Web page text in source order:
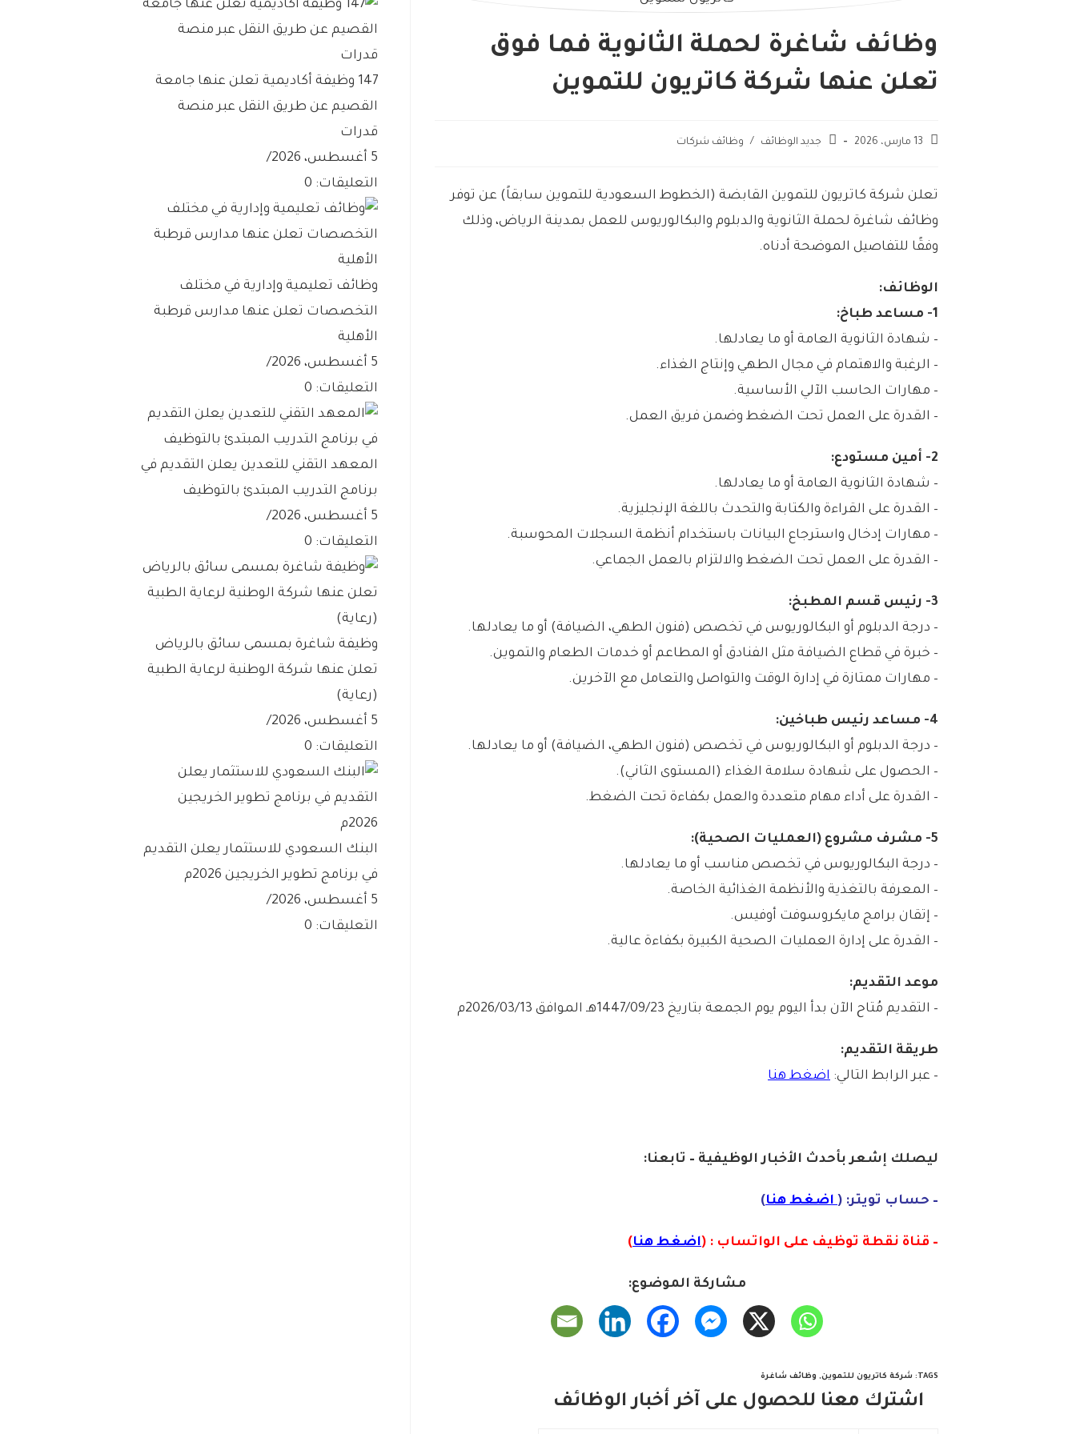
وظائف شاغرة لحملة الثانوية فما فوق
تعلن عنها شركة كاتريون للتموين
13 مارس، 2026 جديد الوظائف / وظائف شركات
تعلن شركة كاتريون للتموين القابضة (الخطوط السعودية للتموين سابقاً) عن توفر
وظائف شاغرة لحملة الثانوية والدبلوم والبكالوريوس للعمل بمدينة الرياض، وذلك
وفقًا للتفاصيل الموضحة أدناه.
الوظائف:
1- مساعد طباخ:
– شهادة الثانوية العامة أو ما يعادلها.
– الرغبة والاهتمام في مجال الطهي وإنتاج الغذاء.
– مهارات الحاسب الآلي الأساسية.
– القدرة على العمل تحت الضغط وضمن فريق العمل.
2- أمين مستودع:
– شهادة الثانوية العامة أو ما يعادلها.
– القدرة على القراءة والكتابة والتحدث باللغة الإنجليزية.
– مهارات إدخال واسترجاع البيانات باستخدام أنظمة السجلات المحوسبة.
– القدرة على العمل تحت الضغط والالتزام بالعمل الجماعي.
3- رئيس قسم المطبخ:
– درجة الدبلوم أو البكالوريوس في تخصص (فنون الطهي، الضيافة) أو ما يعادلها.
– خبرة في قطاع الضيافة مثل الفنادق أو المطاعم أو خدمات الطعام والتموين.
– مهارات ممتازة في إدارة الوقت والتواصل والتعامل مع الآخرين.
4- مساعد رئيس طباخين:
– درجة الدبلوم أو البكالوريوس في تخصص (فنون الطهي، الضيافة) أو ما يعادلها.
– الحصول على شهادة سلامة الغذاء (المستوى الثاني).
– القدرة على أداء مهام متعددة والعمل بكفاءة تحت الضغط.
5- مشرف مشروع (العمليات الصحية):
– درجة البكالوريوس في تخصص مناسب أو ما يعادلها.
– المعرفة بالتغذية والأنظمة الغذائية الخاصة.
– إتقان برامج مايكروسوفت أوفيس.
– القدرة على إدارة العمليات الصحية الكبيرة بكفاءة عالية.
موعد التقديم:
– التقديم مُتاح الآن بدأ اليوم يوم الجمعة بتاريخ 1447/09/23هـ الموافق 2026/03/13م
طريقة التقديم:
– عبر الرابط التالي: اضغط هنا
ليصلك إشعربأحدث الأخبار الوظيفية – تابعنا:
– حساب تويتر: (اضغط هنا)
– قناة نقطة توظيف على الواتساب : (اضغط هنا)
مشاركة الموضوع:
TAGS
: شركة كاتريون للتموين, وظائف شاغرة
اشترك معنا للحصول على آخر أخبار الوظائف
147 وظيفة أكاديمية تعلن عنها جامعة
القصيم عن طريق النقل عبر منصة
قدرات
5 أغسطس، 2026
/
التعليقات: 0
وظائف تعليمية وإدارية في مختلف
التخصصات تعلن عنها مدارس قرطبة
الأهلية
5 أغسطس، 2026
/
التعليقات: 0
المعهد التقني للتعدين يعلن التقديم في
برنامج التدريب المبتدئ بالتوظيف
5 أغسطس، 2026
/
التعليقات: 0
وظيفة شاغرة بمسمى سائق بالرياض
تعلن عنها شركة الوطنية لرعاية الطبية
(رعاية)
5 أغسطس، 2026
/
التعليقات: 0
البنك السعودي للاستثمار يعلن التقديم
في برنامج تطوير الخريجين 2026م
5 أغسطس، 2026
/
التعليقات: 0